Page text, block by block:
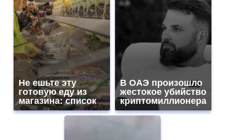
Не ешьте эту
готовую еду из
магазина: список
В ОАЭ произошло
жестокое убийство
криптомиллионера